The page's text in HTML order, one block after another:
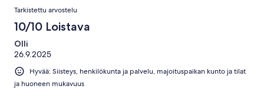
Tarkistettu arvostelu
10/10 Loistava
Olli
26.9.2025
Hyvää: Siisteys, henkilökunta ja palvelu, majoituspaikan kunto ja tilat
ja huoneen mukavuus